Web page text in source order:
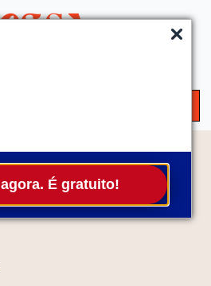
É gratuito!